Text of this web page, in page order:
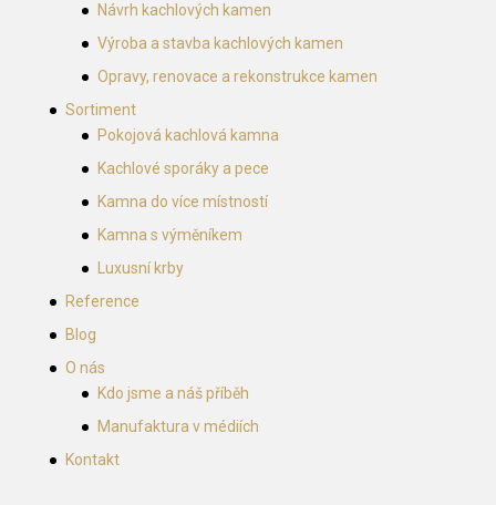
Návrh kachlových kamen
Výroba a stavba kachlových kamen
Opravy, renovace a rekonstrukce kamen
Sortiment
Pokojová kachlová kamna
Kachlové sporáky a pece
Kamna do více místností
Kamna s výměníkem
Luxusní krby
Reference
Blog
O nás
Kdo jsme a náš příběh
Manufaktura v médiích
Kontakt